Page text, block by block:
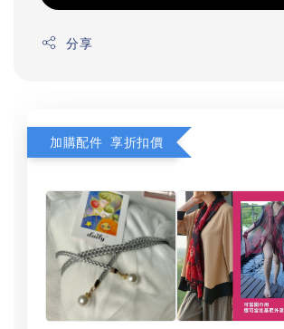
分享
加購配件 享折扣價